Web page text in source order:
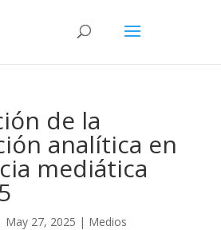
de la
analítica en
mediática
May 27, 2025 | Medios